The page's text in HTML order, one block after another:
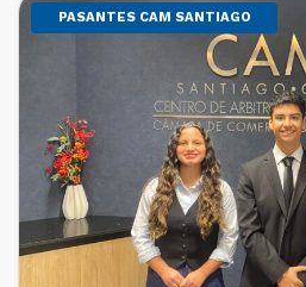
PASANTES CAM SANTIAGO